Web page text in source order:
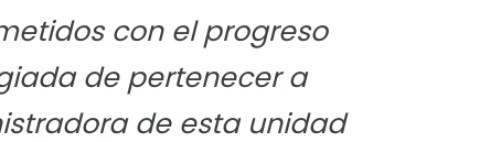
con el progreso
de pertenecer a
de esta unidad